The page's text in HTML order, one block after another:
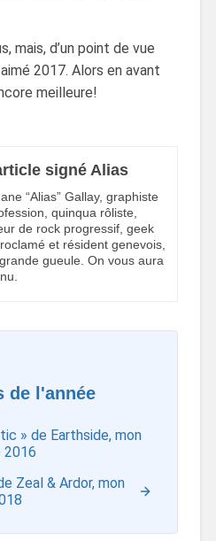
mais, d’un point de vue
2017. Alors en avant
meilleure!
signé Alias
“Alias” Gallay, graphiste
quinqua rôliste,
de rock progressif, geek
et résident genevois,
gueule. On vous aura
de l'année
» de Earthside, mon
2016
Zeal & Ardor, mon